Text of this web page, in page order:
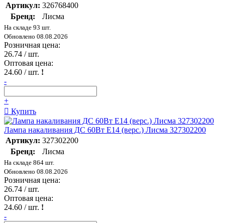
Артикул: 326768400
Бренд:
Лисма
На складе 93 шт.
Обновлено 08.08.2026
Розничная цена:
26.74 / шт.
Оптовая цена:
24.60 / шт. !
-
+
Купить
Лампа накаливания ДС 60Вт E14 (верс.) Лисма 327302200
Артикул: 327302200
Бренд:
Лисма
На складе 864 шт.
Обновлено 08.08.2026
Розничная цена:
26.74 / шт.
Оптовая цена:
24.60 / шт. !
-